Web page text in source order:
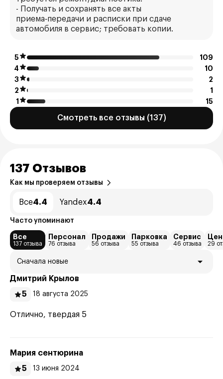
- Получать и сохранять все акты
приема‑передачи и расписки при сдаче
автомобиля в сервис; требовать копии.
5
109
4
10
3
2
2
1
1
15
Смотреть все отзывы (137)
137 Отзывов
Как мы проверяем отзывы
Все4.4 Yandex4.4
Часто упоминают
Все
137 отзыва
Персонал
76 отзыва
Продажи
56 отзыва
Парковка
55 отзыва
Сервис
46 отзыва 29
Сначала новые
Дмитрий Крылов
5
18 августа 2025
Отлично, твердая 5
Мария сентюрина
5
13 июня 2024